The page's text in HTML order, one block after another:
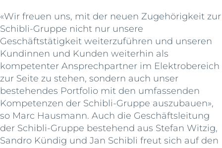
«Wir freuen uns, mit der neuen Zugehörigkeit zur
Schibli-Gruppe nicht nur unsere
Geschäftstätigkeit weiterzuführen und unseren
Kundinnen und Kunden weiterhin als
kompetenter Ansprechpartner im Elektrobereich
zur Seite zu stehen, sondern auch unser
bestehendes Portfolio mit den umfassenden
Kompetenzen der Schibli-Gruppe auszubauen»,
so Marc Hausmann. Auch die Geschäftsleitung
der Schibli-Gruppe bestehend aus Stefan Witzig,
Sandro Kündig und Jan Schibli freut sich auf den